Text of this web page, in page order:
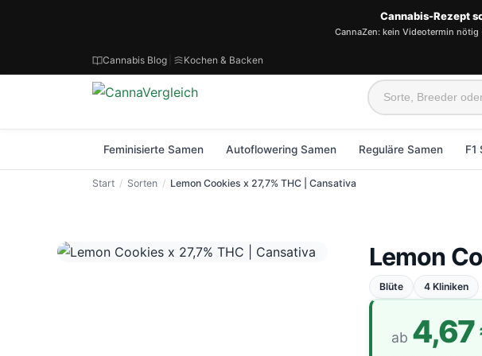
Cannabis-Rezept
CannaZen: kein Videotermin nötig
Cannabis Blog Kochen & Backen
Feminisierte Samen Autoflowering Samen Reguläre Samen F1
Start Sorten Lemon Cookies x 27,7% THC | Cansativa
Lemon
Blüte 4 Kliniken
ab